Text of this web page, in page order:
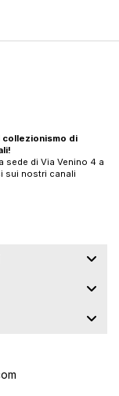
collezionismo di
sede di Via Venino 4 a
sui nostri canali